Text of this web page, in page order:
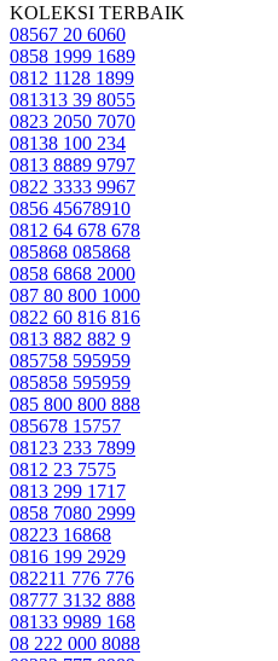
KOLEKSI TERBAIK
08567 20 6060
0858 1999 1689
0812 1128 1899
081313 39 8055
0823 2050 7070
08138 100 234
0813 8889 9797
0822 3333 9967
0856 45678910
0812 64 678 678
085868 085868
0858 6868 2000
087 80 800 1000
0822 60 816 816
0813 882 882 9
085758 595959
085858 595959
085 800 800 888
085678 15757
08123 233 7899
0812 23 7575
0813 299 1717
0858 7080 2999
08223 16868
0816 199 2929
082211 776 776
08777 3132 888
08133 9989 168
08 222 000 8088